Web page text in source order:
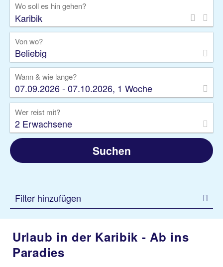
Kreuzfahrten
Rundreisen
Privattransfer
Zusatzleistungen
Wo soll es hin gehen?
Von wo?
Beliebig
Wann & wie lange?
07.09.2026 - 07.10.2026, 1 Woche
Wer reist mit?
2 Erwachsene
Suchen
Filter hinzufügen
Urlaub in der Karibik - Ab ins
Paradies